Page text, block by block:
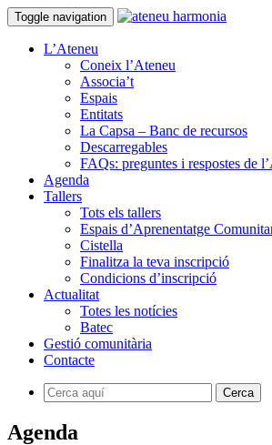
Toggle navigation
L’Ateneu
Coneix l’Ateneu
Associa’t
Espais
Entitats
La Capsa – Banc de recursos
Descarregables
FAQs: preguntes i respostes de
Agenda
Tallers
Tots els tallers
Espais d’Aprenentatge
Cistella
Finalitza la teva inscripció
Condicions d’inscripció
Actualitat
Totes les notícies
Batec
Gestió comunitària
Contacte
Agenda